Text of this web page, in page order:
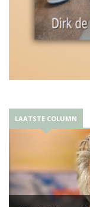
LAATSTE COLUMN